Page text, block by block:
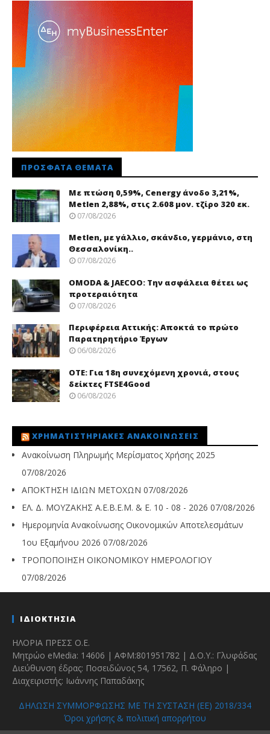
ΠΡΌΣΦΑΤΑ ΘΈΜΑΤΑ
Με πτώση 0,59%, Cenergy άνοδο 3,21%,
Metlen 2,88%, στις 2.608 μον. τζίρο 320 εκ.
07/08/2026
Metlen, με γάλλιο, σκάνδιο, γερμάνιο, στη
Θεσσαλονίκη..
07/08/2026
OMODA & JAECOO: Την ασφάλεια θέτει ως
προτεραιότητα
07/08/2026
Περιφέρεια Αττικής: Αποκτά το πρώτο
Παρατηρητήριο Έργων
06/08/2026
ΟΤΕ: Για 18η συνεχόμενη χρονιά, στους
δείκτες FTSE4Good
06/08/2026
ΧΡΗΜΑΤΙΣΤΗΡΙΑΚΈΣ ΑΝΑΚΟΙΝΏΣΕΙΣ
Ανακοίνωση Πληρωμής Μερίσματος Χρήσης 2025
07/08/2026
ΑΠΟΚΤΗΣΗ ΙΔΙΩΝ ΜΕΤΟΧΩΝ 07/08/2026
ΕΛ. Δ. ΜΟΥΖΑΚΗΣ Α.Ε.Β.Ε.Μ. & Ε. 10 - 08 - 2026 07/08/2026
Ημερομηνία Ανακοίνωσης Οικονομικών Αποτελεσμάτων
1ου Εξαμήνου 2026 07/08/2026
ΤΡΟΠΟΠΟΙΗΣΗ ΟΙΚΟΝΟΜΙΚΟΥ ΗΜΕΡΟΛΟΓΙΟΥ
07/08/2026
ΙΔΙΟΚΤΗΣΙΑ
ΗΛΟΡΙΑ ΠΡΕΣΣ Ο.Ε.
Μητρώο eMedia: 14606 | ΑΦΜ:801951782 | Δ.Ο.Υ.: Γλυφάδας
Διεύθυνση έδρας: Ποσειδώνος 54, 17562, Π. Φάληρο |
Διαχειριστής: Ιωάννης Παπαδάκης
ΔΗΛΩΣΗ ΣΥΜΜΟΡΦΩΣΗΣ ΜΕ ΤΗ ΣΥΣΤΑΣΗ (ΕΕ) 2018/334
Όροι χρήσης & πολιτική απορρήτου